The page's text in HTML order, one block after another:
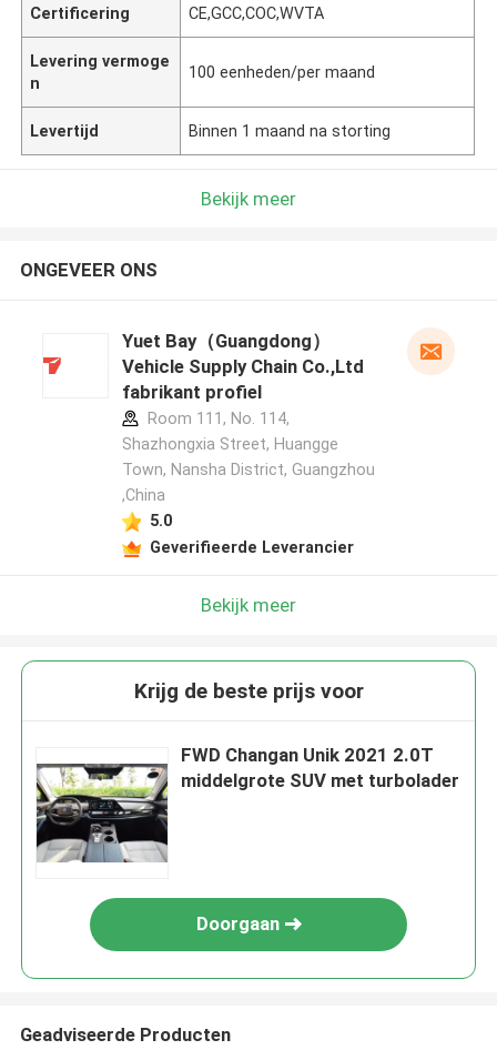
Certificering CE,GCC,COC,WVTA
Levering vermoge
n
100 eenheden/per maand
Levertijd Binnen 1 maand na storting
Bekijk meer
ONGEVEER ONS
Yuet Bay（Guangdong）
Vehicle Supply Chain Co.,Ltd
fabrikant profiel
Room 111, No. 114,
Shazhongxia Street, Huangge
Town, Nansha District, Guangzhou
,China
5.0
Geverifieerde Leverancier
Bekijk meer
Krijg de beste prijs voor
FWD Changan Unik 2021 2.0T
middelgrote SUV met turbolader
Doorgaan
Geadviseerde Producten